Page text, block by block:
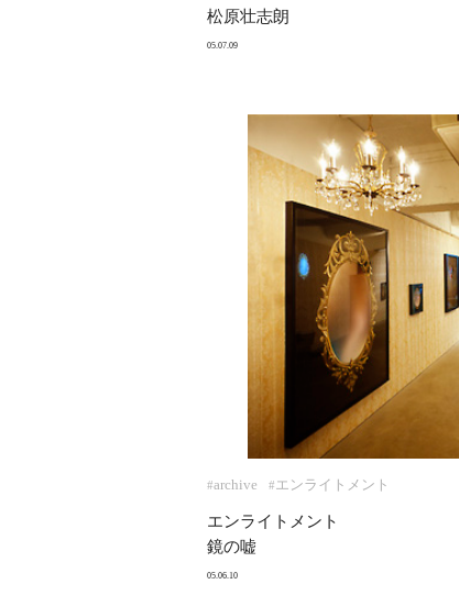
松原壮志朗
05.07.09
#archive # エンライトメント
エンライトメント
鏡の嘘
05.06.10